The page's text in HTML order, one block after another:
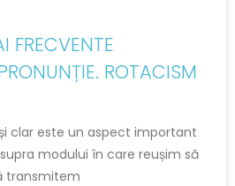
FRECVENTE
ROTACISM
clar este un aspect important
modului în care reușim să
transmitem